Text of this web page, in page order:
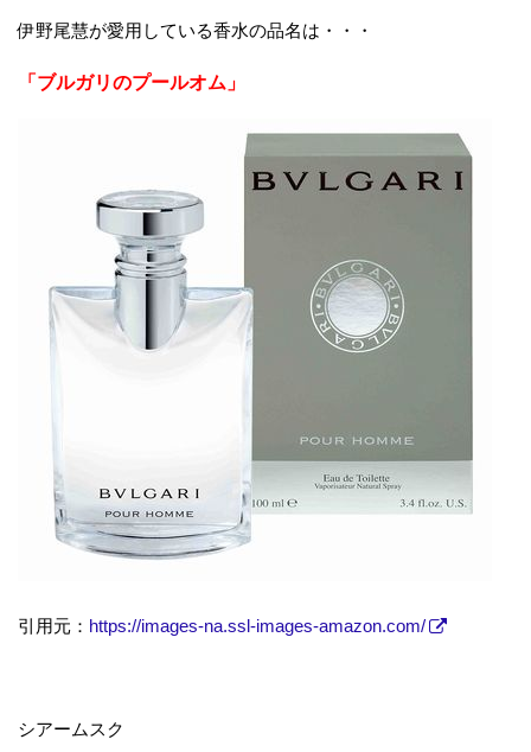
伊野尾慧が愛用している香水の品名は・・・
「ブルガリのプールオム」
引用元： https://images-na.ssl-images-amazon.com/
シアームスク